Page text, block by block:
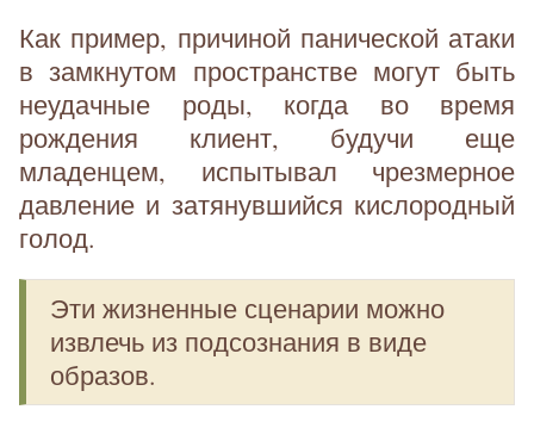
Как пример, причиной панической атаки
в замкнутом пространстве могут быть
неудачные роды, когда во время
рождения клиент, будучи еще
младенцем, испытывал чрезмерное
давление и затянувшийся кислородный
голод.
Эти жизненные сценарии можно
извлечь из подсознания в виде
образов.